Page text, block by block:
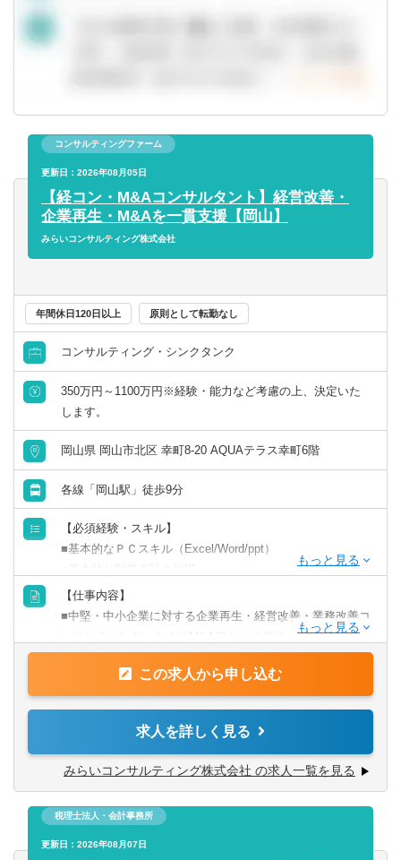
その他、ITシステム導入コンサルティング業務、M&A業務
（FA業務やPMI業務）にも携わっていただくことができま
コンサルティングファーム
更新日：2026年08月05日
【経コン・M&Aコンサルタント】経営改善・
企業再生・M&Aを一貫支援【岡山】
みらいコンサルティング株式会社
年間休日120日以上 原則として転勤なし
コンサルティング・シンクタンク
350万円～1100万円※経験・能力など考慮の上、決定いた
します。
岡山県 岡山市北区 幸町8-20 AQUAテラス幸町6階
各線「岡山駅」徒歩9分
【必須経験・スキル】
■基本的なＰＣスキル（Excel/Word/ppt）
【歓迎経験・スキル】
■経営企画や営業企画の経験
■社内あるいは社外への業務改善提案・実行の経験
■経営コンサルティングの経験
■監査法人ご出身の方
【求める人物像】
■個人プレーでなくチームで取組む体制に魅力を感じる方
■できることの幅を拡げたい、ゼネラリスト志向の方
■同社ＨＰもご覧いただいた上で、「人」「お客様」等、同
社の考え方に共感いただける方
【仕事内容】
■中堅・中小企業に対する企業再生・経営改善・業務改善コ
ンサルティング、およびM&Aアドバイザリー。
定・支援まで、一貫したサポートを行ないます。
■日本国内の中堅・中小企業を対象にした経営コンサルティ
ング業務をお任せします。
■あなたの希望・成長に応じて、企業再生・成長戦略・
〈現状分析と課題発見〉
この求人から申し込む
求人を詳しく見る
みらいコンサルティング株式会社 の求人一覧を見る
税理士法人・会計事務所
更新日：2026年08月07日